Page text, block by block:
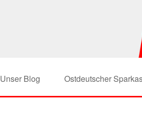
Unser Blog Ostdeutscher